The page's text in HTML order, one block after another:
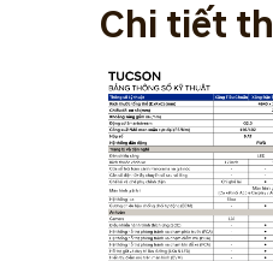
Chi tiết